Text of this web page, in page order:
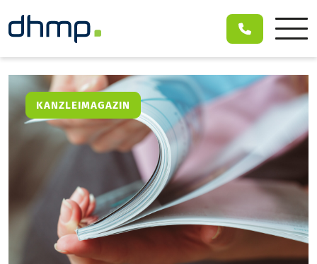
KANZLEIMAGAZIN